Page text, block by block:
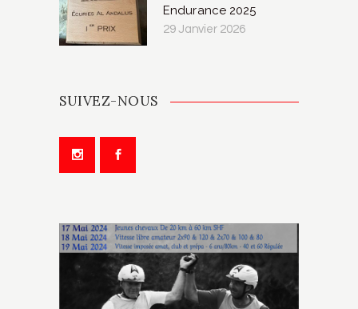
Endurance 2025
29 Janvier 2026
SUIVEZ-NOUS